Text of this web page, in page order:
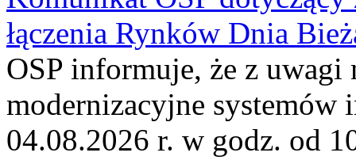
łączenia Rynków Dnia
OSP informuje, że z uwagi
modernizacyjne
04.08.2026 r. w godz. od